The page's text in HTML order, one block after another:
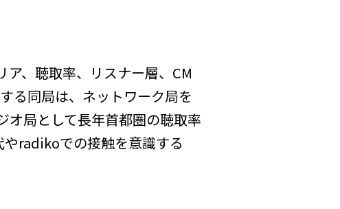
、聴取率、リスナー層、CM
る同局は、ネットワーク局を
オ局として長年首都圏の聴取率
radikoでの接触を意識する